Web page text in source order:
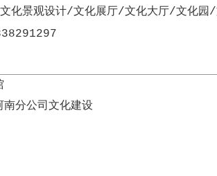
化景观设计/文化展厅/文化大厅/文化
南分公司文化建设